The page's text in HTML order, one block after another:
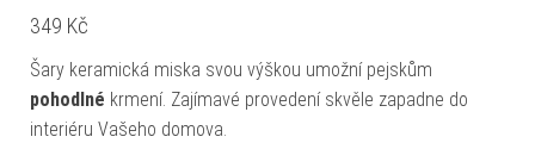
349 Kč
Šary keramická miska svou výškou umožní pejskům
pohodlné krmení. Zajímavé provedení skvěle zapadne do
interiéru Vašeho domova.